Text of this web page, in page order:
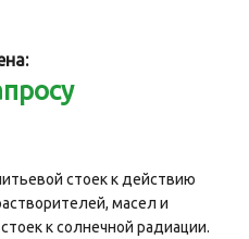
стоек к действию
масел и
к солнечной радиации.